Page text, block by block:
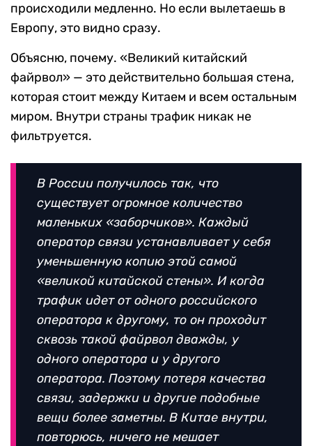
происходили медленно. Но если вылетаешь в
Европу, это видно сразу.
Объясню, почему. «Великий китайский
файрвол» — это действительно большая стена,
которая стоит между Китаем и всем остальным
миром. Внутри страны трафик никак не
фильтруется.
В России получилось так, что
существует огромное количество
маленьких «заборчиков». Каждый
оператор связи устанавливает у себя
уменьшенную копию этой самой
«великой китайской стены». И когда
трафик идет от одного российского
оператора к другому, то он проходит
сквозь такой файрвол дважды, у
одного оператора и у другого
оператора. Поэтому потеря качества
связи, задержки и другие подобные
вещи более заметны. В Китае внутри,
повторюсь, ничего не мешает